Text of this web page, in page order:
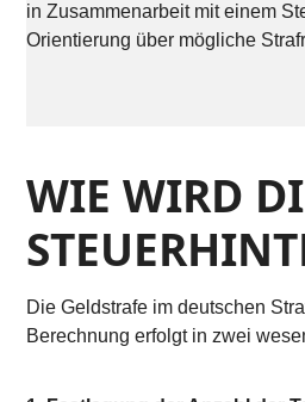
in Zusammenarbeit mit einem
Orientierung über mögliche
WIE WIRD
Die Geldstrafe im deutschen
Berechnung erfolgt in zwei